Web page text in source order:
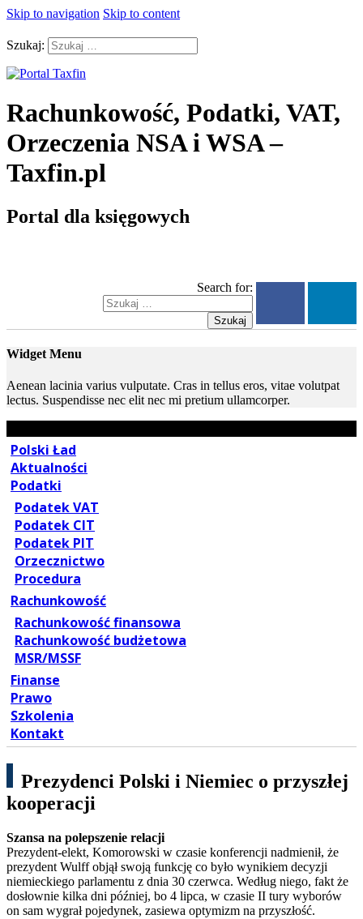
Skip to navigation Skip to content
Szukaj:
Rachunkowość, Podatki, VAT,
Orzeczenia NSA i WSA –
Taxfin.pl
Portal dla księgowych
Search for:
Szukaj
Widget Menu
Aenean lacinia varius vulputate. Cras in tellus eros, vitae volutpat
lectus. Suspendisse nec elit nec mi pretium ullamcorper.
Polski Ład
Aktualności
Podatki
Podatek VAT
Podatek CIT
Podatek PIT
Orzecznictwo
Procedura
Rachunkowość
Rachunkowość finansowa
Rachunkowość budżetowa
MSR/MSSF
Finanse
Prawo
Szkolenia
Kontakt
Prezydenci Polski i Niemiec o przyszłej
kooperacji
Szansa na polepszenie relacji
Prezydent-elekt, Komorowski w czasie konferencji nadmienił, że
prezydent Wulff objął swoją funkcję co było wynikiem decyzji
niemieckiego parlamentu z dnia 30 czerwca. Według niego, fakt że
dosłownie kilka dni później, bo 4 lipca, w czasie II tury wyborów
on sam wygrał pojedynek, zasiewa optymizm na przyszłość.